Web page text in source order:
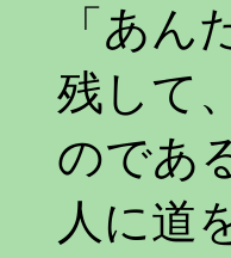
「あ
残して
のであ
人に道